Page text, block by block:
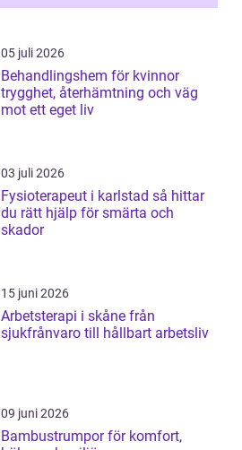
05 juli 2026
Behandlingshem för kvinnor
trygghet, återhämtning och väg
mot ett eget liv
03 juli 2026
Fysioterapeut i karlstad så hittar
du rätt hjälp för smärta och
skador
15 juni 2026
Arbetsterapi i skåne från
sjukfrånvaro till hållbart arbetsliv
09 juni 2026
Bambustrumpor för komfort,